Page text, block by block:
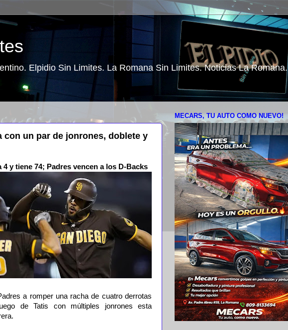
Elpidio Sin Limites. La Romana Sin Limites. Noticias La Romana.
con un par de jonrones, doblete y
4 y tiene 74; Padres vencen a los D-Backs
a romper una racha de cuatro derrotas
de Tatis con múltiples jonrones esta
MECARS, TU AUTO COMO NUEVO!